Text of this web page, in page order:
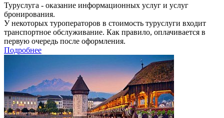
Туруслуга - оказание информационных услуг и услуг
бронирования.
У некоторых туроператоров в стоимость туруслуги входит
транспортное обслуживание. Как правило, оплачивается в
первую очередь после оформления.
Подробнее